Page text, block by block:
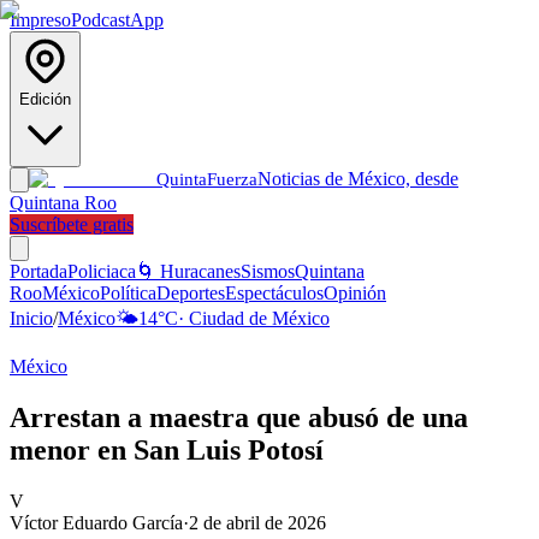
ImpresoPodcastApp
Edición
QuintaFuerzaNoticias de México, desde
Quintana Roo
Suscríbete gratis
PortadaPoliciaca 🌀 HuracanesSismosQuintana
RooMéxicoPolíticaDeportesEspectáculosOpinión
Inicio/México🌤️14°C· Ciudad de México
México
Arrestan a maestra que abusó de una
menor en San Luis Potosí
V
Víctor Eduardo García·2 de abril de 2026